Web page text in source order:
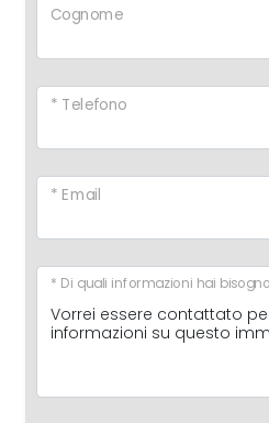
Cognome
* Telefono
* Email
* Di quali informazioni hai